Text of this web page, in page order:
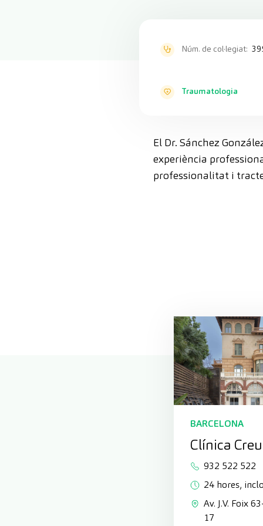
Núm. de col·legiat:
Traumatologia
El Dr. Sánchez
experiència
professionalitat i
BARCELONA
Clínica
932 522 522
24 hores,
Av. J.V. Foix
17